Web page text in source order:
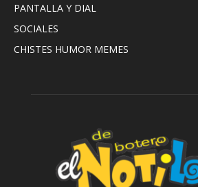
PANTALLA Y DIAL
SOCIALES
CHISTES HUMOR MEMES